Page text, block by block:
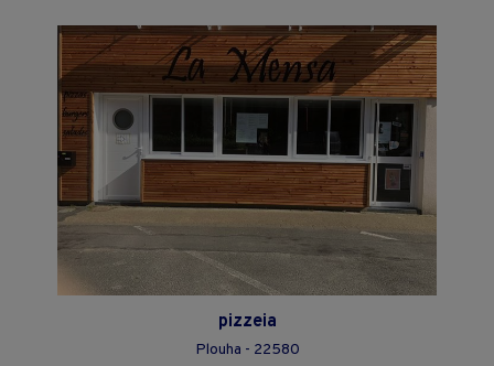
pizzeia
Plouha - 22580